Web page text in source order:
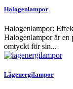
Halogenlampor
Halogenlampor:
Halogenlampor är
omtyckt för sin...
Lågenergilampor